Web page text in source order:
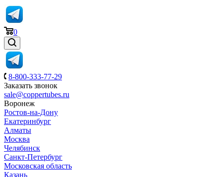
0
8-800-333-77-29
Заказать звонок
sale@coppertubes.ru
Воронеж
Ростов-на-Дону
Екатеринбург
Алматы
Москва
Челябинск
Санкт-Петербург
Московская область
Казань